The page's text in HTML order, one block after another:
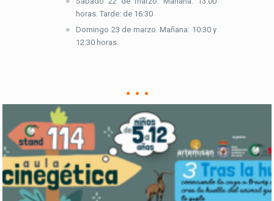
horas. Tarde: de 16:30
Domingo 23 de marzo. Mañana: 10:30 y
12:30 horas.